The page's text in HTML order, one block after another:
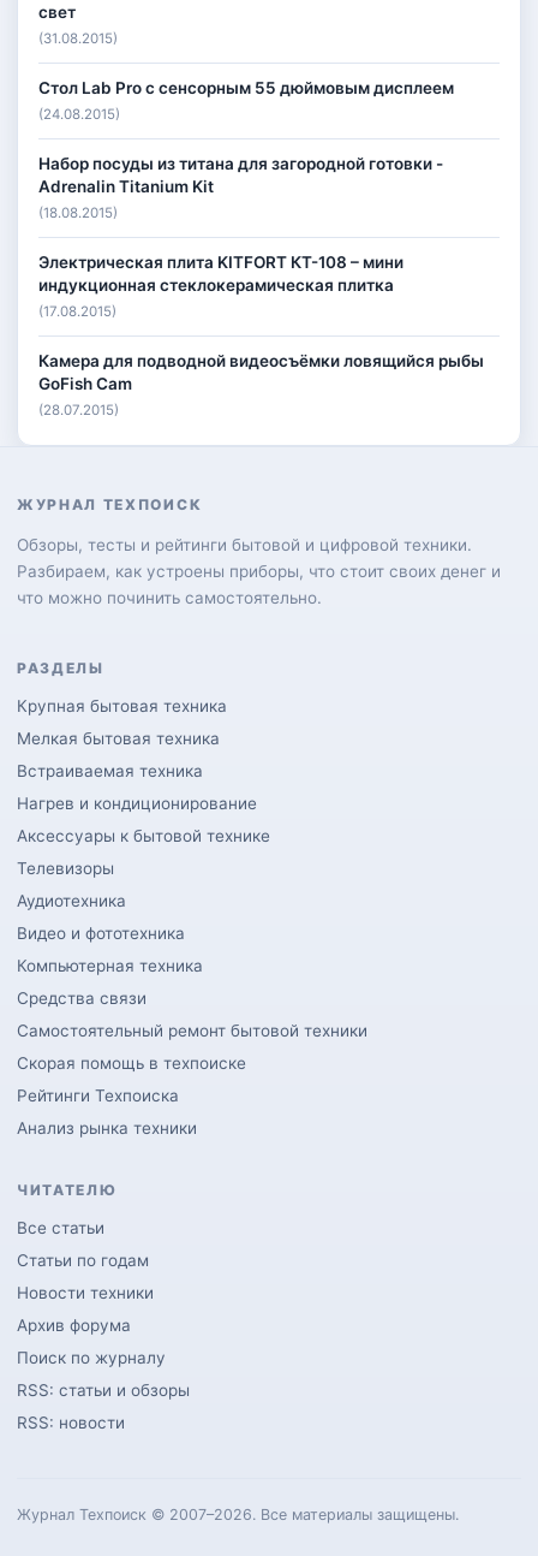
свет
(31.08.2015)
Стол Lab Pro с сенсорным 55 дюймовым дисплеем
(24.08.2015)
Набор посуды из титана для загородной готовки -
Adrenalin Titanium Kit
(18.08.2015)
Электрическая плита KITFORT КТ-108 – мини
индукционная стеклокерамическая плитка
(17.08.2015)
Камера для подводной видеосъёмки ловящийся рыбы
GoFish Cam
(28.07.2015)
ЖУРНАЛ ТЕХПОИСК
Обзоры, тесты и рейтинги бытовой и цифровой техники.
Разбираем, как устроены приборы, что стоит своих денег и
что можно починить самостоятельно.
РАЗДЕЛЫ
Крупная бытовая техника
Мелкая бытовая техника
Встраиваемая техника
Нагрев и кондиционирование
Аксессуары к бытовой технике
Телевизоры
Аудиотехника
Видео и фототехника
Компьютерная техника
Средства связи
Самостоятельный ремонт бытовой техники
Скорая помощь в техпоиске
Рейтинги Техпоиска
Анализ рынка техники
ЧИТАТЕЛЮ
Все статьи
Статьи по годам
Новости техники
Архив форума
Поиск по журналу
RSS: статьи и обзоры
RSS: новости
Журнал Техпоиск © 2007–2026. Все материалы защищены.